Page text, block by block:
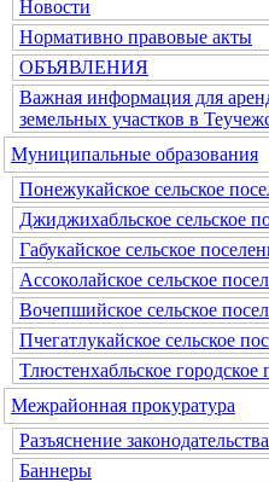
Новости
Нормативно правовые акты
ОБЪЯВЛЕНИЯ
Важная информация для
земельных участков в
Муниципальные образования
Понежукайское сельское
Джиджихабльское сельское
Габукайское сельское
Ассоколайское сельское
Вочепшийское сельское
Пчегатлукайское сельское
Тлюстенхабльское городское
Межрайонная прокуратура
Разъяснение законодательства
Баннеры